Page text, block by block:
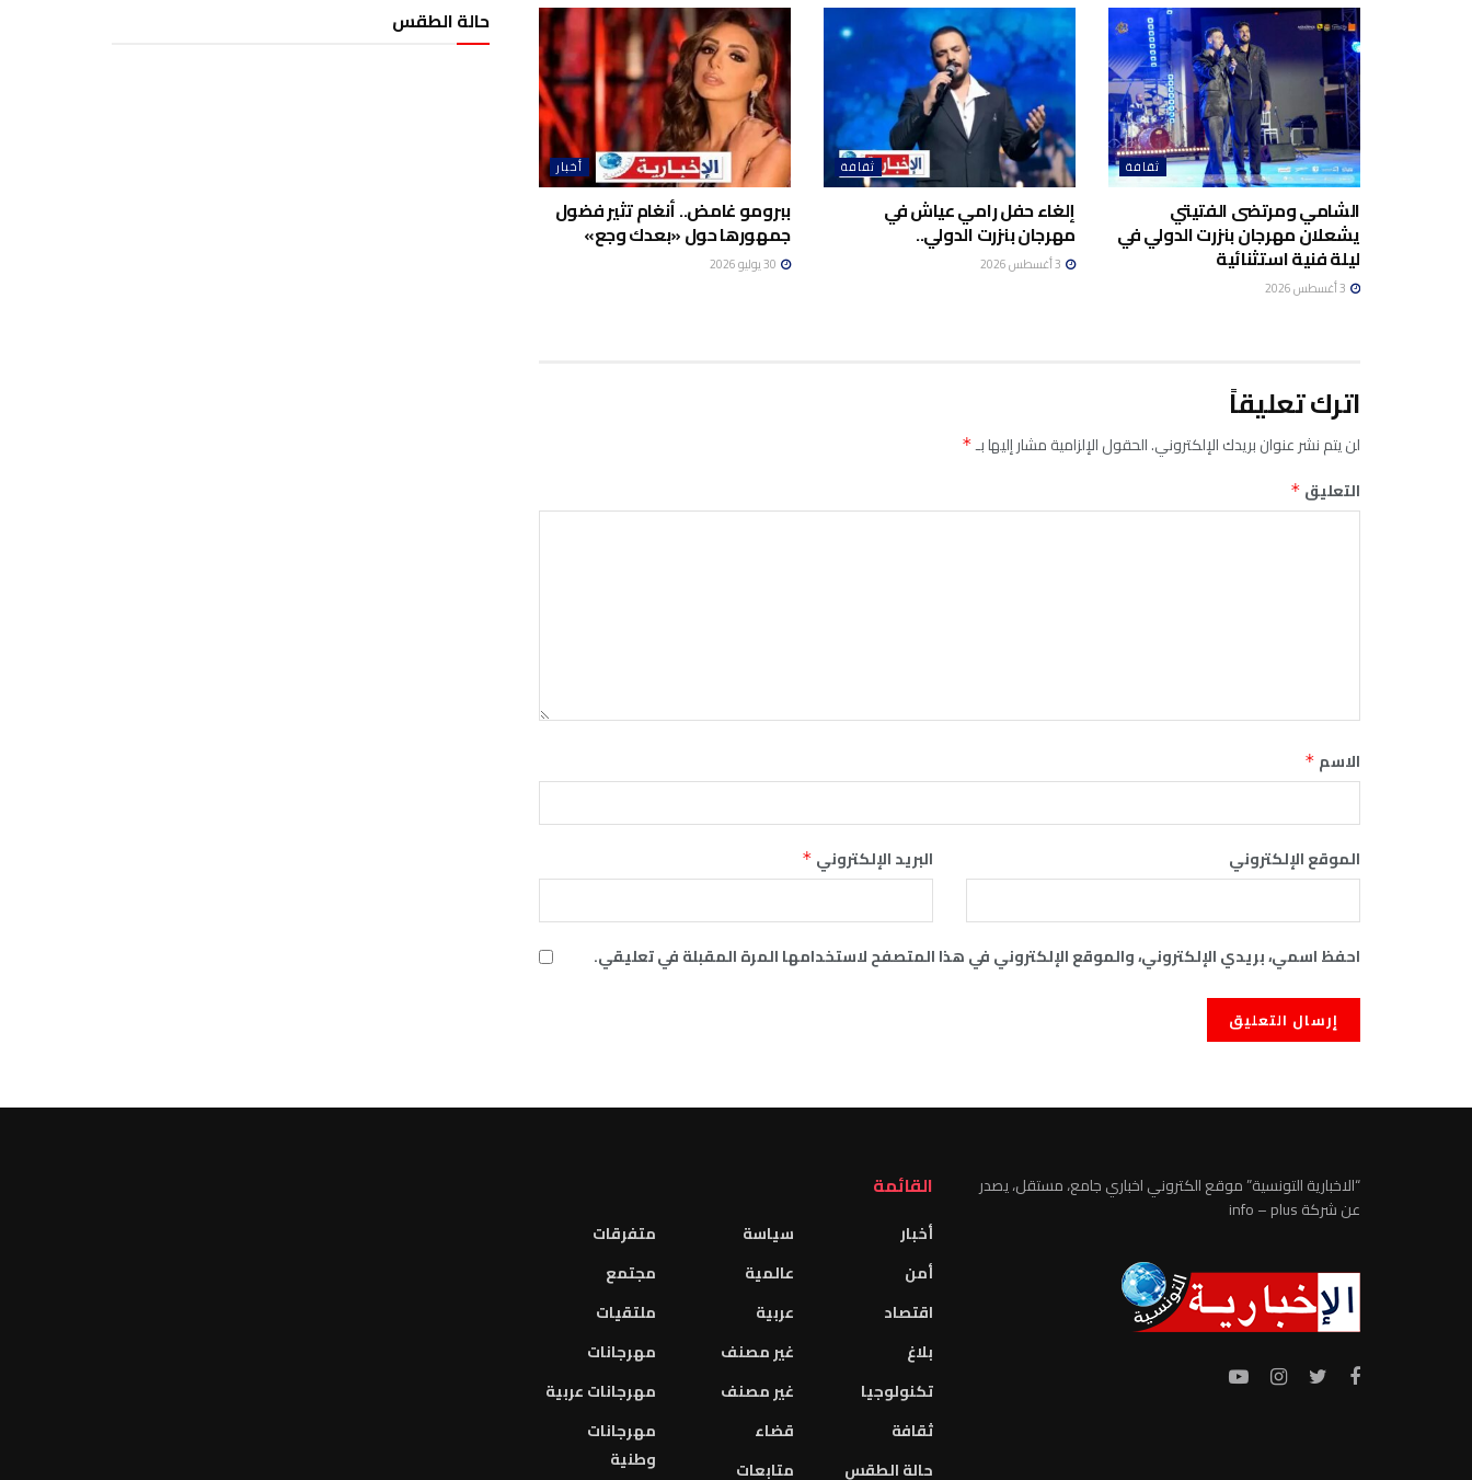
ثقافة
الشامي ومرتضى الفتيتي
يشعلان مهرجان بنزرت الدولي في
ليلة فنية استثنائية
ثقافة
إلغاء حفل رامي عياش في
مهرجان بنزرت الدولي..
أخبار
ببرومو غامض.. أنغام تثير فضول
جمهورها حول «بعدك وجع»
اترك تعليقاً
لن يتم نشر عنوان بريدك الإلكتروني.الحقول الإلزامية مشار إليها بـ*
التعليق *
الاسم *
البريد الإلكتروني * الموقع الإلكتروني
احفظ اسمي، بريدي الإلكتروني، والموقع الإلكتروني في هذا المتصفح لاستخدامها المرة المقبلة في تعليقي.
حالة الطقس
“الاخبارية التونسية” موقع الكتروني اخباري جامع، مستقل، يصدر
عن شركة info – plus
القائمة
أخبار
أمن
اقتصاد
بلاغ
تكنولوجيا
ثقافة
حالة الطقس
سياسة
عالمية
عربية
غير مصنف
غير مصنف
قضاء
متابعات
متفرقات
مجتمع
ملتقيات
مهرجانات
مهرجانات عربية
مهرجانات
وطنية